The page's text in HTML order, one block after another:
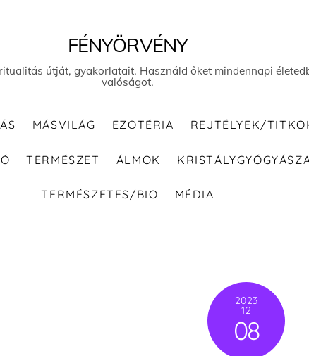
FÉNYÖRVÉNY
útját, gyakorlatait. Használd őket mindennapi
valóságot.
MÁSVILÁG EZOTÉRIA REJTÉLYEK/
TERMÉSZET ÁLMOK
TERMÉSZETES/BIO MÉDIA
2023
12
08